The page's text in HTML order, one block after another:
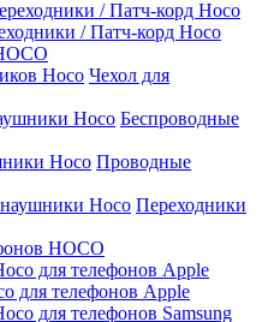
/ Патч-корд Hoco
Чехол для
Беспроводные
Проводные
Переходники
HOCO
для телефонов Apple